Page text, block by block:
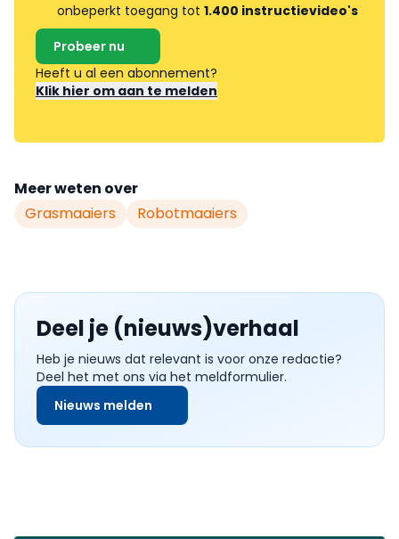
onbeperkt toegang tot 1.400 instructievideo's
Probeer nu
Heeft u al een abonnement?
Klik hier om aan te melden
Meer weten over
Grasmaaiers
Robotmaaiers
Deel je (nieuws)verhaal
Heb je nieuws dat relevant is voor onze redactie?
Deel het met ons via het meldformulier.
Nieuws melden